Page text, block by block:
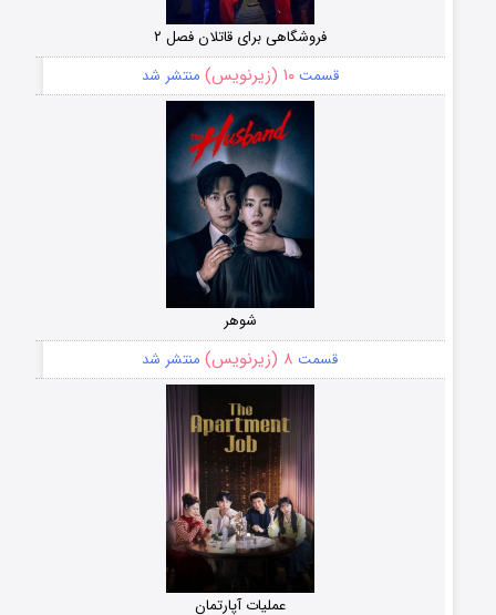
فروشگاهی برای قاتلان فصل ۲
قسمت۱۰ (زیرنویس) منتشر شد
شوهر
قسمت ۸ (زیرنویس) منتشر شد
عملیات آپارتمان